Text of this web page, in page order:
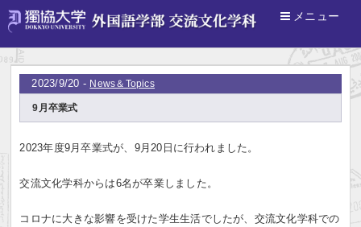
メニュー
2023/9/20 - News＆Topics
9月卒業式
2023年度9月卒業式が、9月20日に行われました。
交流文化学科からは6名が卒業しました。
コロナに大きな影響を受けた学生生活でしたが、交流文化学科での